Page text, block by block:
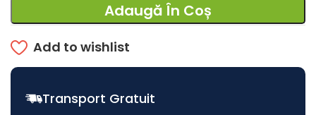
Adaugă În Coș
Add to wishlist
Transport Gratuit